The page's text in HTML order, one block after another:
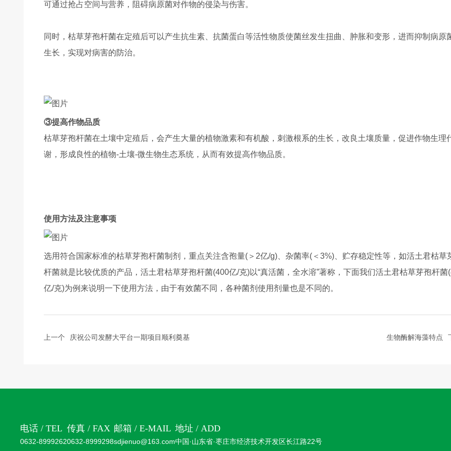
可通过抢占空间与营养，阻碍病原菌对作物的侵染与伤害。
同时，枯草芽孢杆菌在定殖后可以产生抗生素、抗菌蛋白等活性物质使菌丝发生扭曲、肿胀和变形，进而抑制病原
生长，实现对病害的防治。
③提高作物品质
枯草芽孢杆菌在土壤中定殖后，会产生大量的植物激素和有机酸，刺激根系的生长，改良土壤质量，促进作物生理
谢，形成良性的植物-土壤-微生物生态系统，从而有效提高作物品质。
使用方法及注意事项
选用符合国家标准的枯草芽孢杆菌制剂，重点关注含孢量(＞2亿/g)、杂菌率(＜3%)、贮存稳定性等，如活土君枯草
杆菌就是比较优质的产品，活土君枯草芽孢杆菌(400亿/克)以“真活菌，全水溶”著称，下面我们活土君枯草芽孢杆菌
亿/克)为例来说明一下使用方法，由于有效菌不同，各种菌剂使用剂量也是不同的。
上一个 庆祝公司发酵大平台一期项目顺利奠基 生物酶解海藻特点
电话 / TEL
0632-8999262
传真 / FAX
0632-8999298
邮箱 / E-MAIL
sdjienuo@163.com
地址 / ADD
中国·山东省·枣庄市经济技术开发区长江路22号